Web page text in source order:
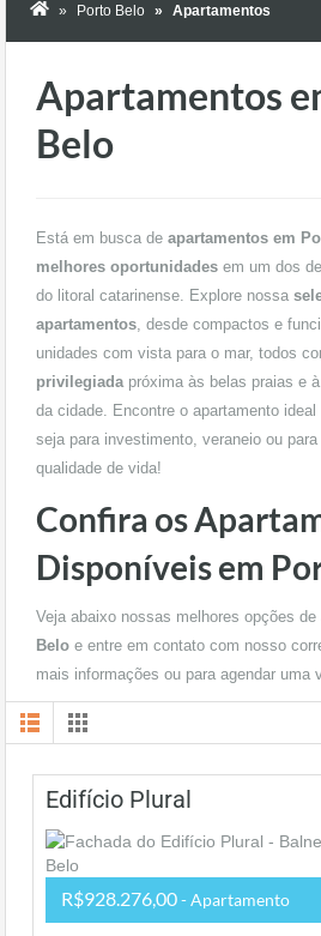
Porto Belo Apartamentos
Apartamentos
Belo
Está em busca de apartamentos em
melhores oportunidades em um dos
do litoral catarinense. Explore nossa
apartamentos, desde compactos e
unidades com vista para o mar, todos
privilegiadapróxima às belas praias e
da cidade. Encontre o apartamento
seja para investimento, veraneio ou
qualidade de vida!
Confira os
Disponíveis em
Veja abaixo nossas melhores opções de
Belo e entre em contato com nosso
mais informações ou para agendar uma
Edifício Plural
R$928.276,00- Apartamento